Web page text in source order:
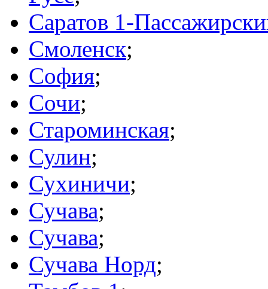
Саратов 1-
Смоленск;
София;
Сочи;
Староминская;
Сулин;
Сухиничи;
Сучава;
Сучава;
Сучава Норд;